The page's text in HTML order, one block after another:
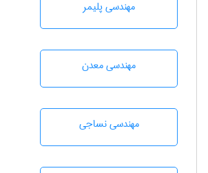
مهندسی پليمر
مهندسی معدن
مهندسي نساجی